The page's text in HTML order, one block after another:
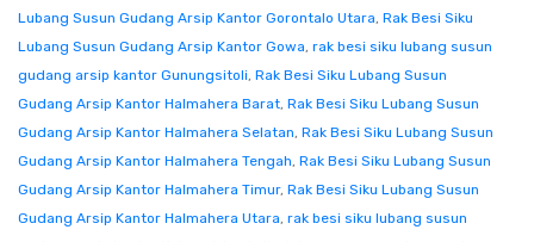
Lubang Susun Gudang Arsip Kantor Gorontalo Utara, Rak Besi Siku
Lubang Susun Gudang Arsip Kantor Gowa, rak besi siku lubang susun
gudang arsip kantor Gunungsitoli, Rak Besi Siku Lubang Susun
Gudang Arsip Kantor Halmahera Barat, Rak Besi Siku Lubang Susun
Gudang Arsip Kantor Halmahera Selatan, Rak Besi Siku Lubang Susun
Gudang Arsip Kantor Halmahera Tengah, Rak Besi Siku Lubang Susun
Gudang Arsip Kantor Halmahera Timur, Rak Besi Siku Lubang Susun
Gudang Arsip Kantor Halmahera Utara, rak besi siku lubang susun